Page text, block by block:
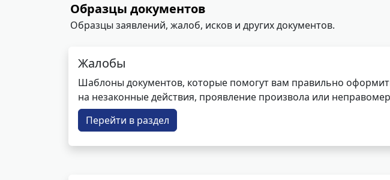
Образцы документов
Образцы заявлений, жалоб, исков и других документов.
Жалобы
Шаблоны документов, которые помогут вам правильно
на незаконные действия, проявление произвола или
Перейти в раздел